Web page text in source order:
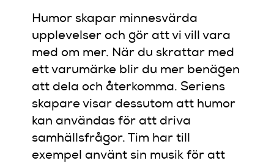
Humor skapar minnesvärda
upplevelser och gör att vi vill vara
med om mer. När du skrattar med
ett varumärke blir du mer benägen
att dela och återkomma. Seriens
skapare visar dessutom att humor
kan användas för att driva
samhällsfrågor. Tim har till
exempel använt sin musik för att